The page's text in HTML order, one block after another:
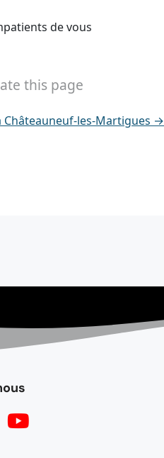
de vous
this page
Châteauneuf-les-Martigues →